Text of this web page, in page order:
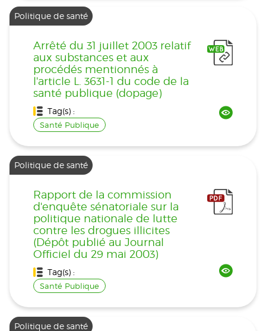
Politique de santé
Arrêté du 31 juillet 2003 relatif
aux substances et aux
procédés mentionnés à
l'article L. 3631-1 du code de la
santé publique (dopage)
Tag(s) :
Santé Publique
Politique de santé
Rapport de la commission
d'enquête sénatoriale sur la
politique nationale de lutte
contre les drogues illicites
(Dépôt publié au Journal
Officiel du 29 mai 2003)
Tag(s) :
Santé Publique
Politique de santé